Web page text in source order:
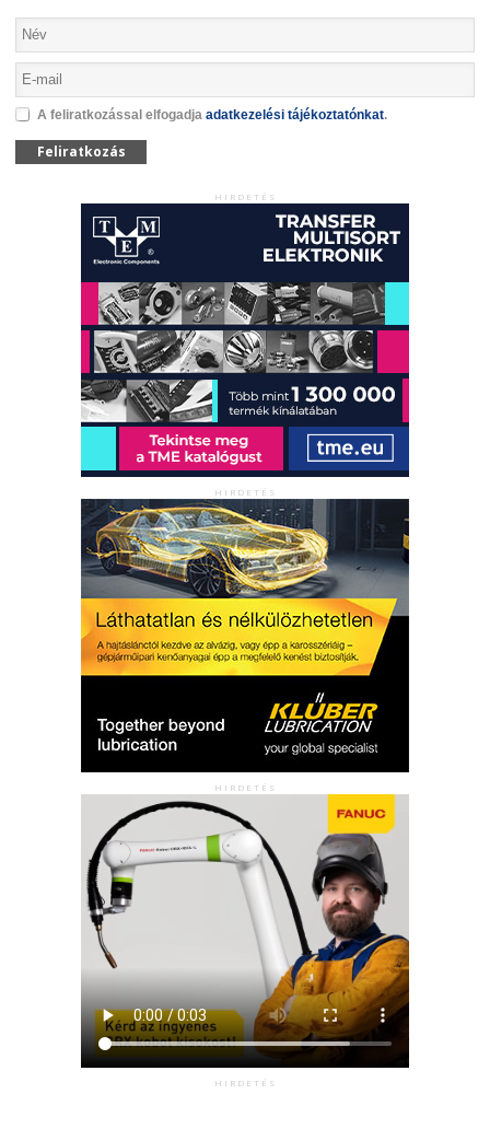
A feliratkozással elfogadja adatkezelési tájékoztatónkat.
Feliratkozás
HIRDETÉS
HIRDETÉS
HIRDETÉS
HIRDETÉS